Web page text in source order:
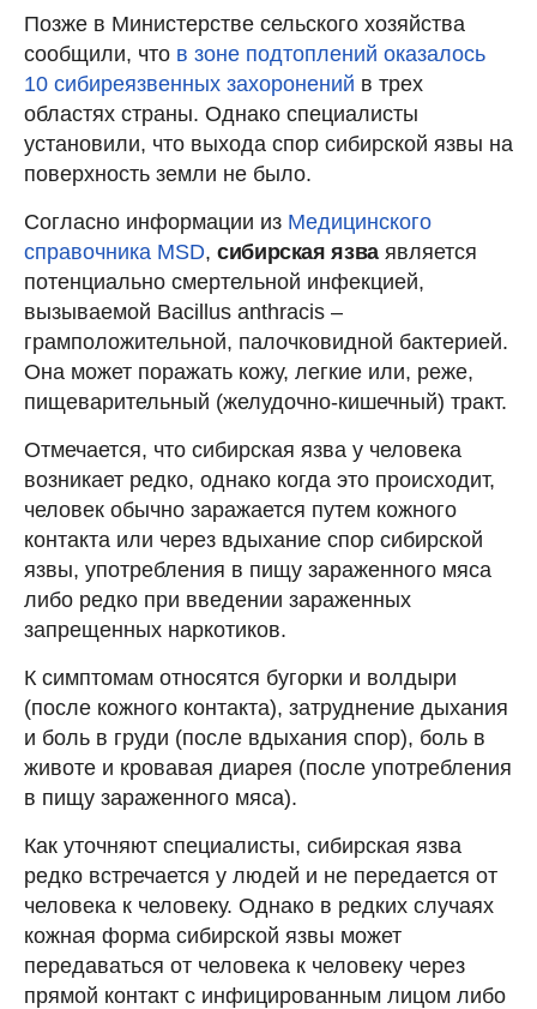
Позже в Министерстве сельского хозяйства
сообщили, что в зоне подтоплений оказалось
10 сибиреязвенных захоронений в трех
областях страны. Однако специалисты
установили, что выхода спор сибирской язвы на
поверхность земли не было.
Согласно информации из Медицинского
справочника MSD, сибирская язваявляется
потенциально смертельной инфекцией,
вызываемой Bacillus anthracis –
грамположительной, палочковидной бактерией.
Она может поражать кожу, легкие или, реже,
пищеварительный (желудочно-кишечный) тракт.
Отмечается, что сибирская язва у человека
возникает редко, однако когда это происходит,
человек обычно заражается путем кожного
контакта или через вдыхание спор сибирской
язвы, употребления в пищу зараженного мяса
либо редко при введении зараженных
запрещенных наркотиков.
К симптомам относятся бугорки и волдыри
(после кожного контакта), затруднение дыхания
и боль в груди (после вдыхания спор), боль в
животе и кровавая диарея (после употребления
в пищу зараженного мяса).
Как уточняют специалисты, сибирская язва
редко встречается у людей и не передается от
человека к человеку. Однако в редких случаях
кожная форма сибирской язвы может
передаваться от человека к человеку через
прямой контакт с инфицированным лицом либо